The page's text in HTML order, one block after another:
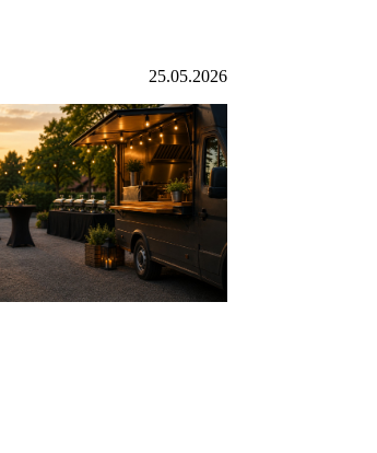
25.05.2026